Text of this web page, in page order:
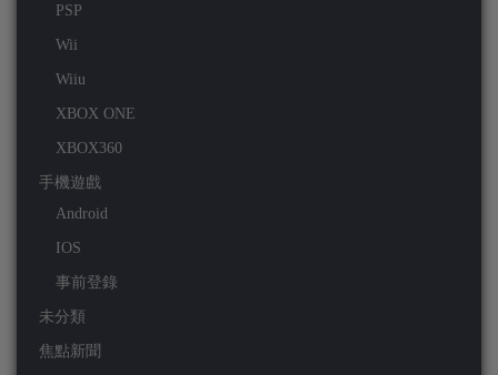
PSP
Wii
Wiiu
XBOX ONE
XBOX360
手機遊戲
Android
IOS
事前登錄
未分類
焦點新聞